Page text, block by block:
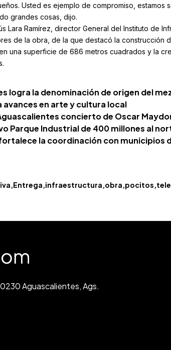
Usted es ejemplo de compromiso, estamos
grandes cosas, dijo.
Lara Ramírez, director General del Instituto de
de la obra, de la que destacó la construcción
una superficie de 686 metros cuadrados y la
logra la denominación de origen del
avances en arte y cultura local
concierto de Oscar
Parque Industrial de 400 millones al
la coordinación con municipios
Entrega infraestructura obra pocitos
Aguascalientes, Ags.